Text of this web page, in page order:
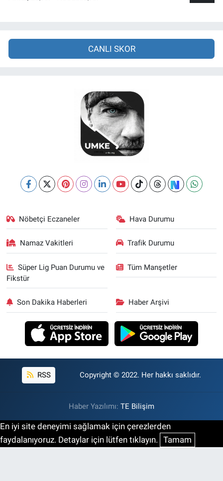
CANLI SKOR
Nöbetçi Eczaneler Hava Durumu
Namaz Vakitleri Trafik Durumu
Süper Lig Puan Durumu ve
Fikstür
Tüm Manşetler
Son Dakika Haberleri Haber Arşivi
RSS Copyright © 2022. Her hakkı saklıdır.
Haber Yazılımı: TE Bilişim
En iyi site deneyimi sağlamak için çerezlerden
faydalanıyoruz. Detaylar için lütfen tıklayın. Tamam